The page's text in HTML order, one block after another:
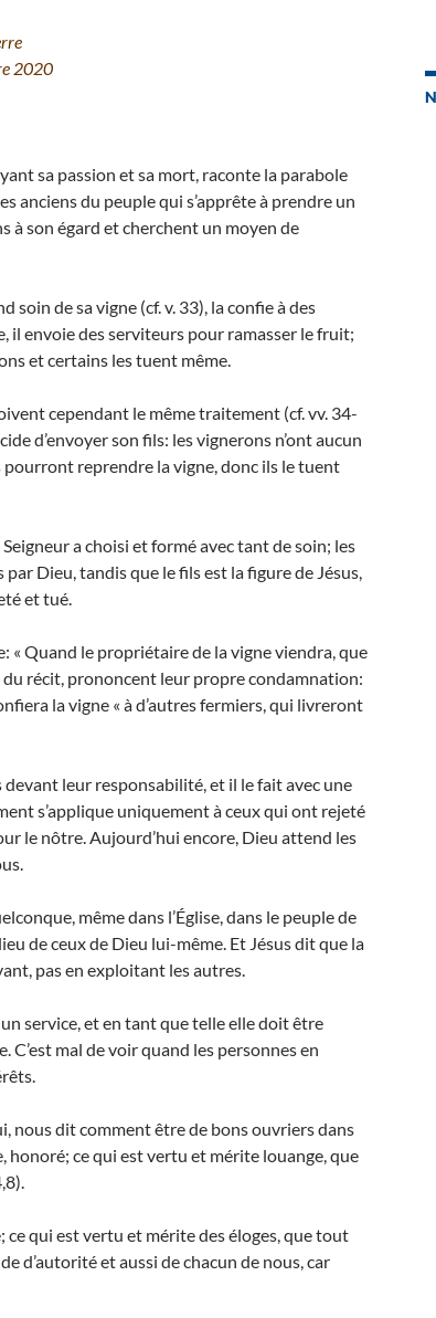
2020
sa passion et sa mort, raconte la parabole
anciens du peuple qui s’apprête à prendre un
à son égard et cherchent un moyen de
de sa vigne (cf. v. 33), la confie à des
il envoie des serviteurs pour ramasser le fruit;
et certains les tuent même.
cependant le même traitement (cf. vv. 34-
d’envoyer son fils: les vignerons n’ont aucun
pourront reprendre la vigne, donc ils le tuent
a choisi et formé avec tant de soin; les
Dieu, tandis que le fils est la figure de Jésus,
et tué.
« Quand le propriétaire de la vigne viendra, que
du récit, prononcent leur propre condamnation:
la vigne « à d’autres fermiers, qui livreront
leur responsabilité, et il le fait avec une
s’applique uniquement à ceux qui ont rejeté
le nôtre. Aujourd’hui encore, Dieu attend les
même dans l’Église, dans le peuple de
de ceux de Dieu lui-même. Et Jésus dit que la
pas en exploitant les autres.
service, et en tant que telle elle doit être
C’est mal de voir quand les personnes en
nous dit comment être de bons ouvriers dans
honoré; ce qui est vertu et mérite louange, que
ce qui est vertu et mérite des éloges, que tout
d’autorité et aussi de chacun de nous, car